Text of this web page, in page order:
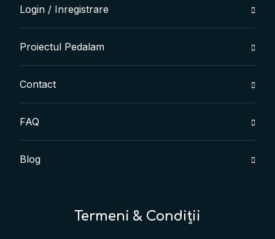
Login / Inregistrare
Proiectul Pedalam
Contact
FAQ
Blog
Termeni & Condiții